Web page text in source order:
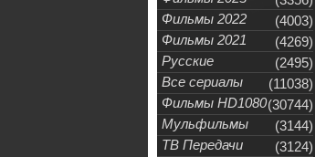
Фильмы 2022
(4003)
Фильмы 2021
(4269)
Русские
(2495)
Все сериалы
(11038)
Фильмы HD1080(30744)
Мульфильмы
(3144)
ТВ Передачи
(3124)